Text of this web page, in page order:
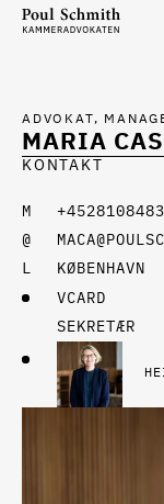
MARIA
ADVOKAT,
KONTAKT
+4528108483
KØBENHAVN
VCARD
SEKRETÆR